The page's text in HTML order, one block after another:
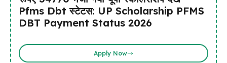
Pfms Dbt स्टेटस: UP Scholarship PFMS
DBT Payment Status 2026
Apply Now